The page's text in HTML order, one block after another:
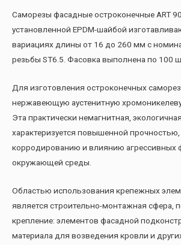
Саморезы фасадные остроконечные ART
установленной EPDM-шайбой
вариациях длины от 16 до 260 мм с
резьбы ST6.5. Фасовка выполнена по 100
Для изготовления остроконечных
нержавеющую аустенитную
Эта практически немагнитная,
характеризуется повышенной
корродированию и влиянию агрессивных
окружающей среды.
Областью использования крепежных
является строительно-монтажная сфера,
крепление: элементов фасадной
материала для возведения кровли и